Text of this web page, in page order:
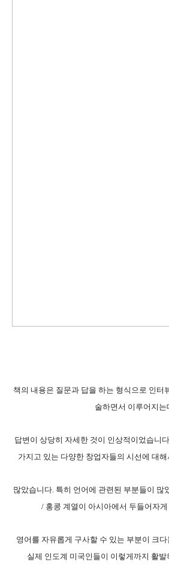
책의 내용은 질문과 답을 하는 형식으로 인터
술하면서 이루어지는
답변이 상당히 자세한 것이 인상적이었습니
가지고 있는 다양한 창업자들의 시선에 대
많았습니다. 특히 언어에 관련된 부분들이 많
/ 홍콩 계열이 아시아에서 두들어자
영어를 자유롭게 구사할 수 있는 부분이 크
실제 인도계 미국인들이 이렇게까지 활